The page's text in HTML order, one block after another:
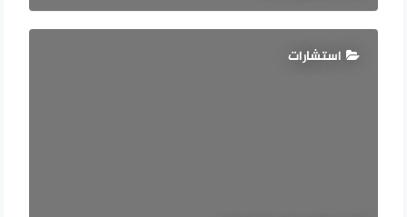
استشارات